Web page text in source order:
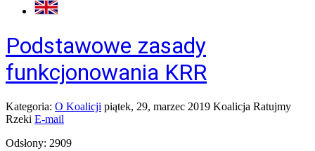
Podstawowe zasady
funkcjonowania KRR
Kategoria: O Koalicji piątek, 29, marzec 2019 Koalicja Ratujmy
Rzeki E-mail
Odsłony: 2909